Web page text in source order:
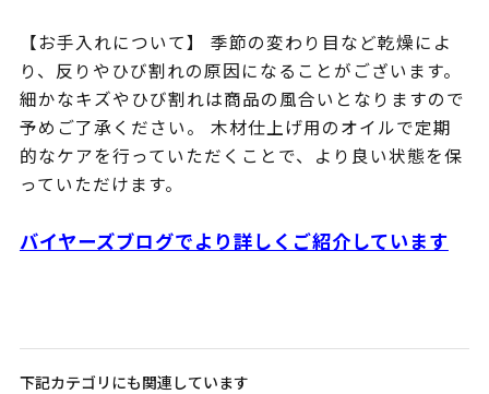
【お手入れについて】 季節の変わり目など乾燥によ
り、反りやひび割れの原因になることがございます。
細かなキズやひび割れは商品の風合いとなりますので
予めご了承ください。 木材仕上げ用のオイルで定期
的なケアを行っていただくことで、より良い状態を保
っていただけます。
バイヤーズブログでより詳しくご紹介しています
下記カテゴリにも関連しています